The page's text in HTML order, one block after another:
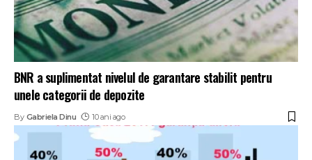
BNR a suplimentat nivelul de garantare stabilit pentru
unele categorii de depozite
By Gabriela Dinu 10 ani ago